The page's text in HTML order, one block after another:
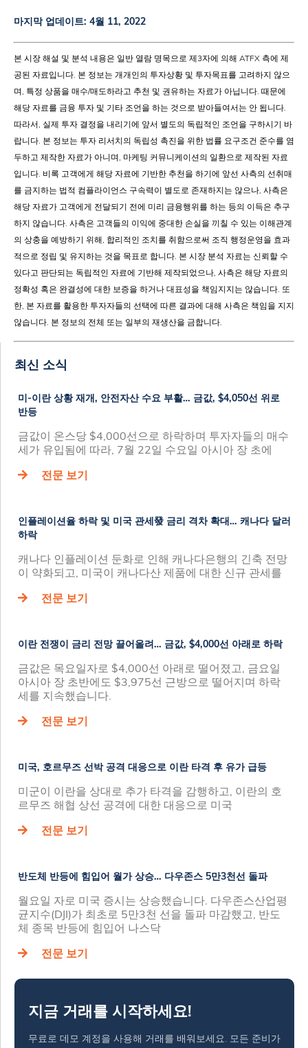
마지막 업데이트: 4월 11, 2022
본 시장 해설 및 분석 내용은 일반 열람 명목으로 제3자에 의해 ATFX 측에 제
공된 자료입니다. 본 정보는 개개인의 투자상황 및 투자목표를 고려하지 않으
며, 특정 상품을 매수/매도하라고 추천 및 권유하는 자료가 아닙니다. 때문에
해당 자료를 금융 투자 및 기타 조언을 하는 것으로 받아들여서는 안 됩니다.
따라서, 실제 투자 결정을 내리기에 앞서 별도의 독립적인 조언을 구하시기 바
랍니다. 본 정보는 투자 리서치의 독립성 촉진을 위한 법률 요구조건 준수를 염
두하고 제작한 자료가 아니며, 마케팅 커뮤니케이션의 일환으로 제작된 자료
입니다. 비록 고객에게 해당 자료에 기반한 추천을 하기에 앞선 사측의 선취매
를 금지하는 법적 컴플라이언스 구속력이 별도로 존재하지는 않으나, 사측은
해당 자료가 고객에게 전달되기 전에 미리 금융행위를 하는 등의 이득은 추구
하지 않습니다. 사측은 고객들의 이익에 중대한 손실을 끼칠 수 있는 이해관계
의 상충을 예방하기 위해, 합리적인 조치를 취함으로써 조직 행정운영을 효과
적으로 정립 및 유지하는 것을 목표로 합니다. 본 시장 분석 자료는 신뢰할 수
있다고 판단되는 독립적인 자료에 기반해 제작되었으나, 사측은 해당 자료의
정확성 혹은 완결성에 대한 보증을 하거나 대표성을 책임지지는 않습니다. 또
한, 본 자료를 활용한 투자자들의 선택에 따른 결과에 대해 사측은 책임을 지지
않습니다. 본 정보의 전체 또는 일부의 재생산을 금합니다.
최신 소식
미-이란 상황 재개, 안전자산 수요 부활… 금값, $4,050선 위로
반등
금값이 온스당 $4,000선으로 하락하며 투자자들의 매수
세가 유입됨에 따라, 7월 22일 수요일 아시아 장 초에
전문 보기
인플레이션율 하락 및 미국 관세發 금리 격차 확대… 캐나다 달러
하락
캐나다 인플레이션 둔화로 인해 캐나다은행의 긴축 전망
이 약화되고, 미국이 캐나다산 제품에 대한 신규 관세를
전문 보기
이란 전쟁이 금리 전망 끌어올려… 금값, $4,000선 아래로 하락
금값은 목요일자로 $4,000선 아래로 떨어졌고, 금요일
아시아 장 초반에도 $3,975선 근방으로 떨어지며 하락
세를 지속했습니다.
전문 보기
미국, 호르무즈 선박 공격 대응으로 이란 타격 후 유가 급등
미군이 이란을 상대로 추가 타격을 감행하고, 이란의 호
르무즈 해협 상선 공격에 대한 대응으로 미국
전문 보기
반도체 반등에 힘입어 월가 상승… 다우존스 5만3천선 돌파
월요일 자로 미국 증시는 상승했습니다. 다우존스산업평
균지수(DJI)가 최초로 5만3천 선을 돌파 마감했고, 반도
체 종목 반등에 힘입어 나스닥
전문 보기
지금 거래를 시작하세요!
무료로 데모 계정을 사용해 거래를 배워보세요. 모든 준비가